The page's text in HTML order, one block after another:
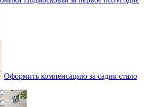
Оформить компенсацию за садик стало